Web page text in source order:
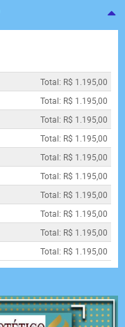
Total: R$ 1.195,00
Total: R$ 1.195,00
Total: R$ 1.195,00
Total: R$ 1.195,00
Total: R$ 1.195,00
Total: R$ 1.195,00
Total: R$ 1.195,00
Total: R$ 1.195,00
Total: R$ 1.195,00
Total: R$ 1.195,00